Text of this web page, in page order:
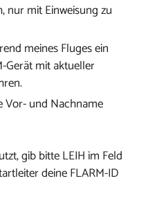
nur mit Einweisung zu
meines Fluges ein
Gerät mit aktueller
Vor- und Nachname
gib bitte LEIH im Feld
deine FLARM-ID